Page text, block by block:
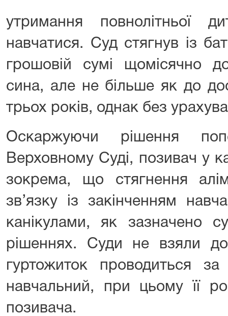
утримання повнолітньої
навчатися. Суд стягнув із
грошовій сумі щомісячно
сина, але не більше як до
трьох років, однак без
Оскаржуючи рішення
Верховному Суді, позивач у
зокрема, що стягнення
зв’язку із закінченням
канікулами, як зазначено
рішеннях. Суди не взяли
гуртожиток проводиться
навчальний, при цьому її
позивача.